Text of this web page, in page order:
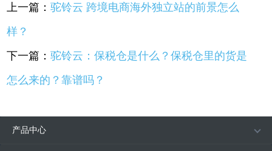
上一篇：驼铃云 跨境电商海外独立站的前景怎么
样？
下一篇：驼铃云：保税仓是什么？保税仓里的货是
怎么来的？靠谱吗？
产品中心